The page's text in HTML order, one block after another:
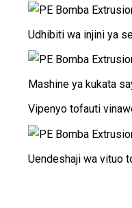
Udhibiti wa injini ya
Mashine ya kukata
Vipenyo tofauti
Uendeshaji wa vituo